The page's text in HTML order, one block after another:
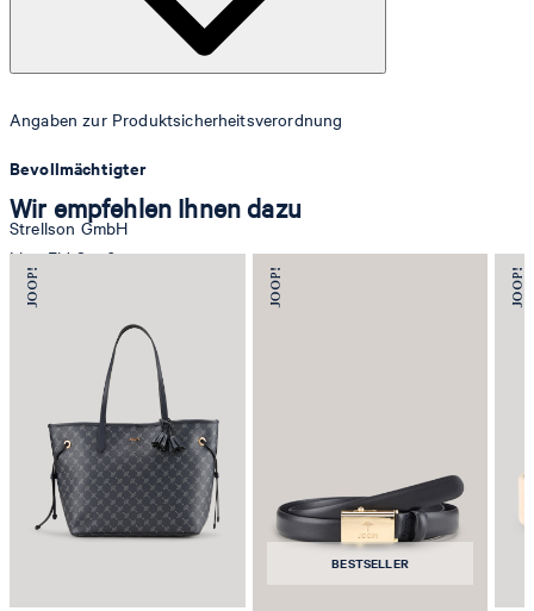
Angaben zur Produktsicherheitsverordnung
Bevollmächtigter
Strellson GmbH
Line-Eid-Str. 6
78467 Konstanz
contact@strellson.com
Strellson AG
Sonnenwiesenstrasse 21
8280 Kreuzlingen
Wir empfehlen Ihnen dazu
BESTSELLER